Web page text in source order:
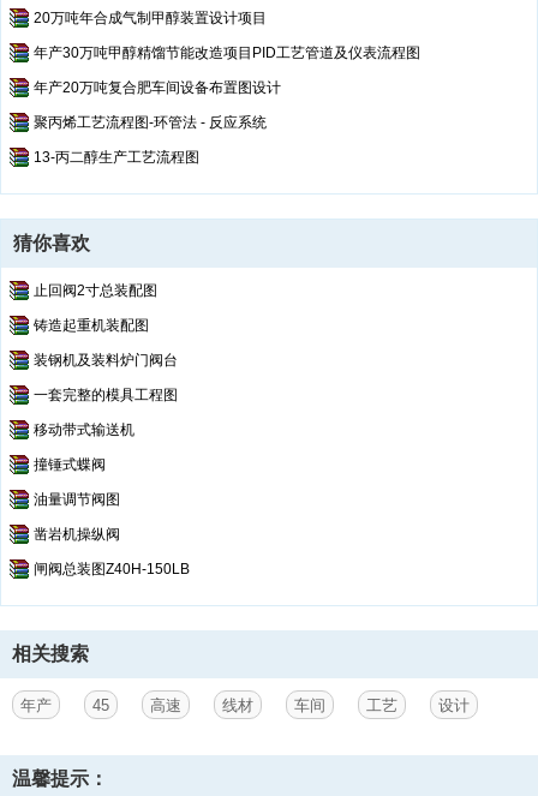
20万吨年合成气制甲醇装置设计项目
年产30万吨甲醇精馏节能改造项目PID工艺管道及仪表流程图
年产20万吨复合肥车间设备布置图设计
聚丙烯工艺流程图-环管法 - 反应系统
13-丙二醇生产工艺流程图
猜你喜欢
止回阀2寸总装配图
铸造起重机装配图
装钢机及装料炉门阀台
一套完整的模具工程图
移动带式输送机
撞锤式蝶阀
油量调节阀图
凿岩机操纵阀
闸阀总装图Z40H-150LB
相关搜索
年产 45 高速 线材 车间 工艺 设计
温馨提示：